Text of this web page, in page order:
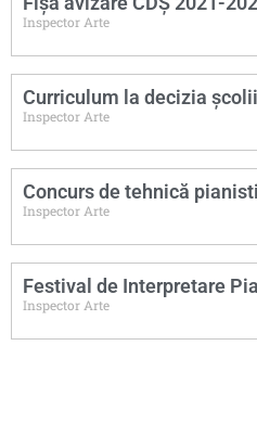
Inspector Arte
Curriculum la decizia
Inspector Arte
Concurs de tehnică
Inspector Arte
Festival de Interpretare
Inspector Arte